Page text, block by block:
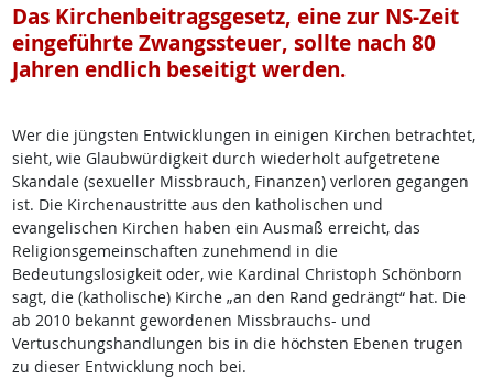
Das Kirchenbeitragsgesetz, eine zur NS-Zeit
eingeführte Zwangssteuer, sollte nach 80
Jahren endlich beseitigt werden.
Wer die jüngsten Entwicklungen in einigen Kirchen betrachtet,
sieht, wie Glaubwürdigkeit durch wiederholt aufgetretene
Skandale (sexueller Missbrauch, Finanzen) verloren gegangen
ist. Die Kirchenaustritte aus den katholischen und
evangelischen Kirchen haben ein Ausmaß erreicht, das
Religionsgemeinschaften zunehmend in die
Bedeutungslosigkeit oder, wie Kardinal Christoph Schönborn
sagt, die (katholische) Kirche „an den Rand gedrängt“ hat. Die
ab 2010 bekannt gewordenen Missbrauchs- und
Vertuschungshandlungen bis in die höchsten Ebenen trugen
zu dieser Entwicklung noch bei.